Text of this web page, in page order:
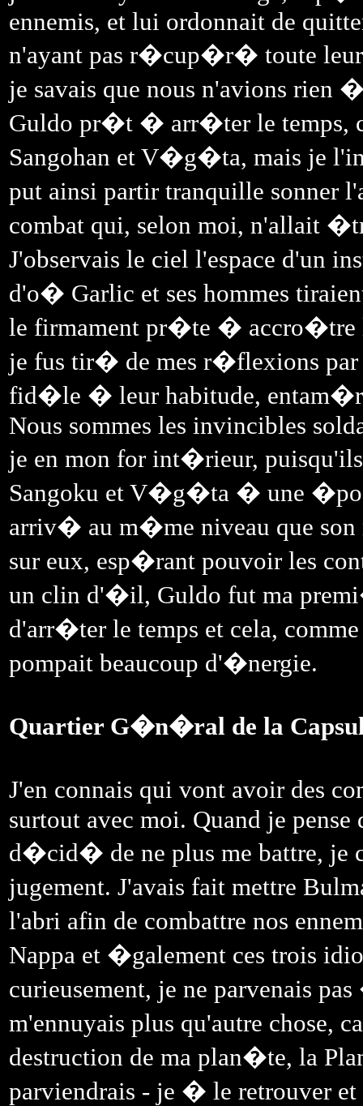
ennemis, et lui ordonnait de
n'ayant pas r�cup�r� toute
je savais que nous n'avions
Guldo pr�t � arr�ter le temps,
Sangohan et V�g�ta, mais je
put ainsi partir tranquille sonner
combat qui, selon moi, n'allait
J'observais le ciel l'espace d'un
d'o� Garlic et ses hommes
le firmament pr�te � accro�tre
je fus tir� de mes r�flexions par
fid�le � leur habitude,
Nous sommes les invincibles
je en mon for int�rieur,
Sangoku et V�g�ta � une
arriv� au m�me niveau que
sur eux, esp�rant pouvoir les
un clin d'�il, Guldo fut ma
d'arr�ter le temps et cela,
pompait beaucoup d'�nergie.
Quartier G�n�ral de la
J'en connais qui vont avoir des
surtout avec moi. Quand je
d�cid� de ne plus me battre, je
jugement. J'avais fait mettre
l'abri afin de combattre nos
Nappa et �galement ces trois
curieusement, je ne parvenais
m'ennuyais plus qu'autre chose,
destruction de ma plan�te, la
parviendrais - je � le retrouver